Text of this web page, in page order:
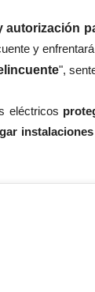
autorización
y
",
eléctricos